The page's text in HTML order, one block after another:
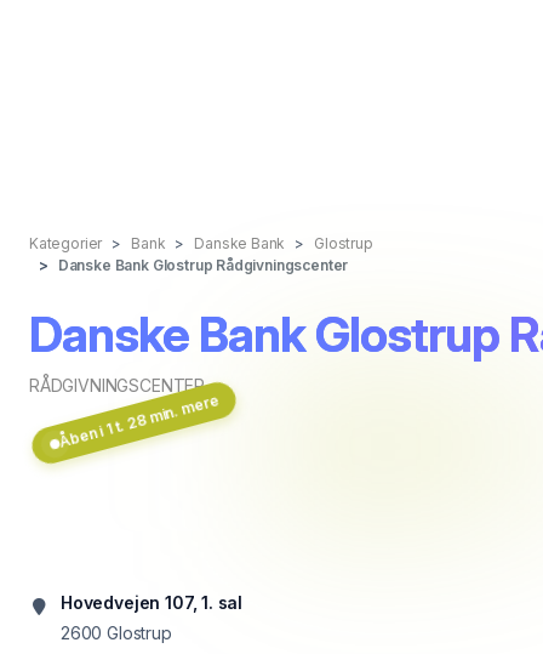
Kategorier Bank Danske Bank
Glostrup
Danske Bank Glostrup Rådgivningscenter
Danske Bank Glostrup
RÅDGIVNINGSCENTER
Åben i 1 t. 28 min. mere
Hovedvejen 107, 1. sal
2600 Glostrup